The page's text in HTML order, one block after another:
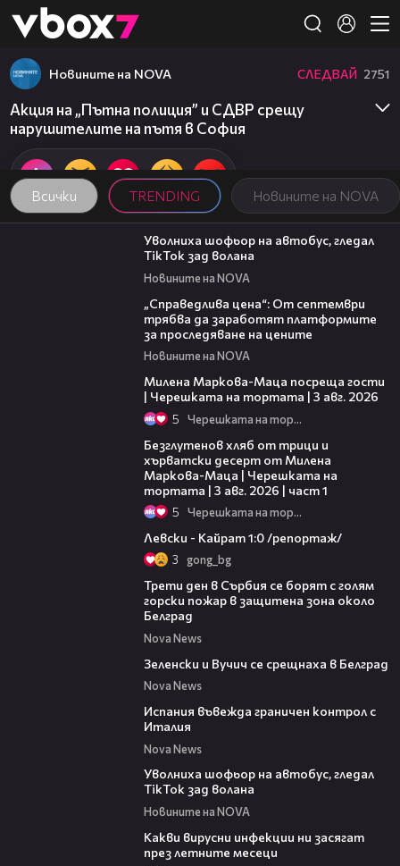
👾
Всички TRENDING Новините на NOVA
Новините на NOVA СЛЕДВАЙ 2751
Акция на „Пътна полиция” и СДВР срещу
нарушителите на пътя в София
00:19
Уволниха шофьор на автобус, гледал
TikTok зад волана
Новините на NOVA
„Справедлива цена“: От септември
трябва да заработят платформите
за проследяване на цените
Новините на NOVA
Милена Маркова-Маца посреща гости
| Черешката на тортата | 3 авг. 2026
5 Черешката на тортата
Безглутенов хляб от трици и
хърватски десерт от Милена
Маркова-Маца | Черешката на
тортата | 3 авг. 2026 | част 1
5 Черешката на тортата
Левски - Кайрат 1:0 /репортаж/
3 gong_bg
Трети ден в Сърбия се борят с голям
горски пожар в защитена зона около
Белград
Nova News
Зеленски и Вучич се срещнаха в Белград
Nova News
Испания въвежда граничен контрол с
Италия
Nova News
Уволниха шофьор на автобус, гледал
TikTok зад волана
Новините на NOVA
Какви вирусни инфекции ни засягат
през летните месеци